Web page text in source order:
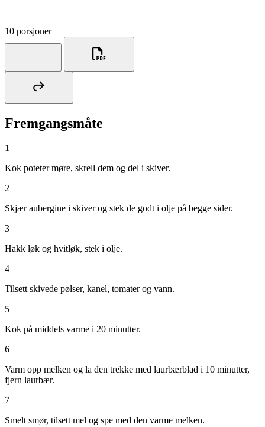
10 porsjoner
Fremgangsmåte
1
Kok poteter møre, skrell dem og del i skiver.
2
Skjær aubergine i skiver og stek de godt i olje på begge sider.
3
Hakk løk og hvitløk, stek i olje.
4
Tilsett skivede pølser, kanel, tomater og vann.
5
Kok på middels varme i 20 minutter.
6
Varm opp melken og la den trekke med laurbærblad i 10 minutter,
fjern laurbær.
7
Smelt smør, tilsett mel og spe med den varme melken.